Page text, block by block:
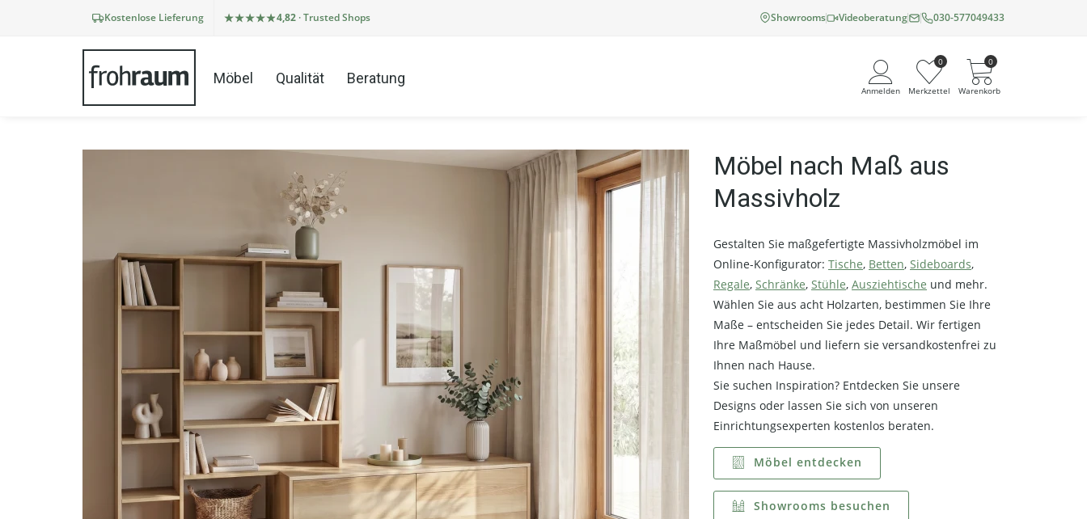
Kostenlose Lieferung 4,82 · Trusted Shops Showrooms Videoberatung 030-577049433
Möbel Qualität Beratung
Anmelden
0
Merkzettel
0
Warenkorb
Möbel nach Maß aus
Massivholz
Gestalten Sie maßgefertigte Massivholzmöbel im
Online-Konfigurator: Tische, Betten, Sideboards,
Regale, Schränke, Stühle, Ausziehtische und mehr.
Wählen Sie aus acht Holzarten, bestimmen Sie Ihre
Maße – entscheiden Sie jedes Detail. Wir fertigen
Ihre Maßmöbel und liefern sie versandkostenfrei zu
Ihnen nach Hause.
Sie suchen Inspiration? Entdecken Sie unsere
Designs oder lassen Sie sich von unseren
Einrichtungsexperten kostenlos beraten.
Möbel entdecken
Showrooms besuchen